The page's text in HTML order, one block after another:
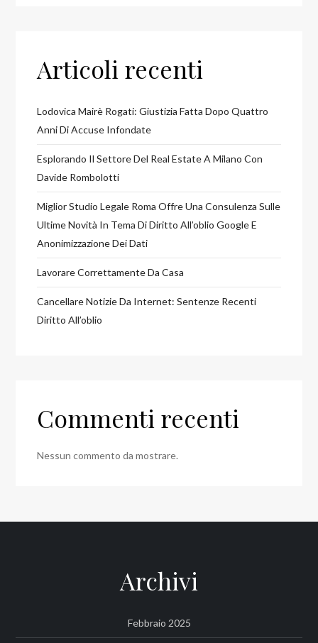
Articoli recenti
Lodovica Mairè Rogati: Giustizia Fatta Dopo Quattro
Anni Di Accuse Infondate
Esplorando Il Settore Del Real Estate A Milano Con
Davide Rombolotti
Miglior Studio Legale Roma Offre Una Consulenza Sulle
Ultime Novità In Tema Di Diritto All’oblio Google E
Anonimizzazione Dei Dati
Lavorare Correttamente Da Casa
Cancellare Notizie Da Internet: Sentenze Recenti
Diritto All’oblio
Commenti recenti
Nessun commento da mostrare.
Archivi
Febbraio 2025